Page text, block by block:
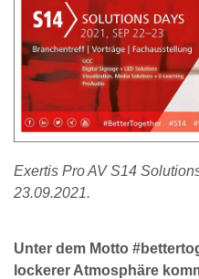
Exertis Pro AV S14
23.09.2021.
Unter dem Motto
lockerer Atmosphäre